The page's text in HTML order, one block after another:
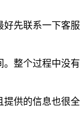
先联系一下客
整个过程中没
供的信息也很